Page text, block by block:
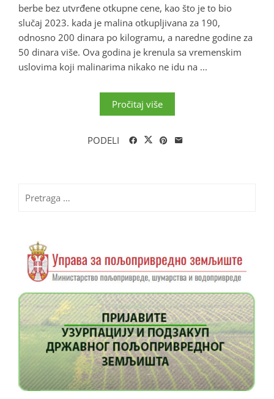
berbe bez utvrđene otkupne cene, kao što je to bio
slučaj 2023. kada je malina otkupljivana za 190,
odnosno 200 dinara po kilogramu, a naredne godine za
50 dinara više. Ova godina je krenula sa vremenskim
uslovima koji malinarima nikako ne idu na ...
Pročitaj više
PODELI
za: